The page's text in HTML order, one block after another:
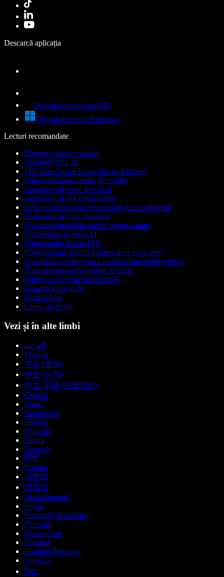
Descarcă aplicația
Descarcă pentru macOS
Descarcă pentru Windows
Lecturi recomandate
Dictare și tastare vocală
Asistent vocal AI
PDF transformat în vorbire pe Android
Cititor text transformat în vorbire
Generator de voce feminină
Generator de voce masculină
Cele mai bune aplicații de citire pentru dislexie
Generator de voce de robot
Text transformat în vorbire pentru anime
Schimbător de voce AI
Cititor audio pentru PDF
Poate Google Docs să citească cu voce tare?
Extensie Chrome pentru text transformat în vorbire
Text transformat în vorbire în hindi
Citire cu voce tare pentru PDF
Generator vocal AI
Texto a Voz
Leitor de Texto
Vezi și în alte limbi
العربية
Magyar
中文 (简体)
中文 (台灣)
中文 (简体 中国大陆)
Čeština
Dansk
Nederlands
English
Français
Suomi
Deutsch
हिन्दी
Italiano
日本語
한국어
Norsk bokmål
Polski
Português Brasileiro
Русский
Українська
Español
Español (México)
Svenska
ไทย